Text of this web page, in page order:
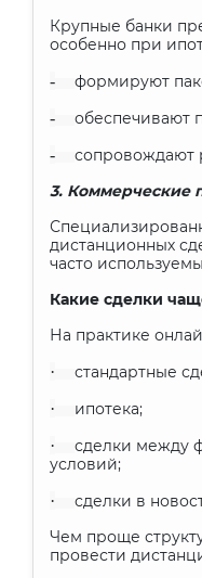
Крупные банки
особенно при
- формируют
- обеспечивают
-
сопровождают
3. Коммерческие
дистанционных
часто
Какие сделки
На практике
· стандартные
· ипотека;
·
сделки между
условий;
·
сделки в
Чем проще
провести